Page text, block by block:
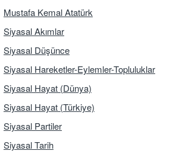
Mustafa Kemal Atatürk
Siyasal Akımlar
Siyasal Düşünce
Siyasal Hareketler-Eylemler-Topluluklar
Siyasal Hayat (Dünya)
Siyasal Hayat (Türkiye)
Siyasal Partiler
Siyasal Tarih